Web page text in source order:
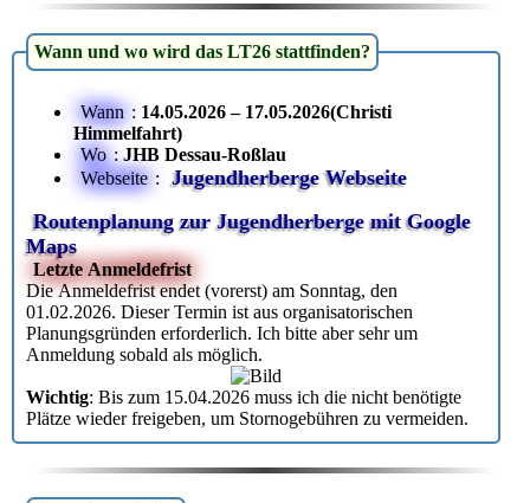
Wann und wo wird das LT26 stattfinden?
Wann : 14.05.2026 – 17.05.2026(Christi
Himmelfahrt)
Wo : JHB Dessau-Roßlau
Webseite :
Jugendherberge Webseite
Routenplanung zur Jugendherberge mit Google
Maps
Letzte Anmeldefrist
Die Anmeldefrist endet (vorerst) am Sonntag, den
01.02.2026. Dieser Termin ist aus organisatorischen
Planungsgründen erforderlich. Ich bitte aber sehr um
Anmeldung sobald als möglich.
Wichtig: Bis zum 15.04.2026 muss ich die nicht benötigte
Plätze wieder freigeben, um Stornogebühren zu vermeiden.